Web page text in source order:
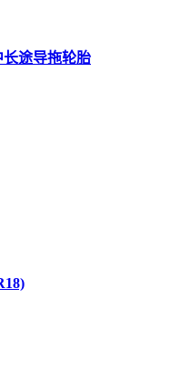
长途导拖轮胎